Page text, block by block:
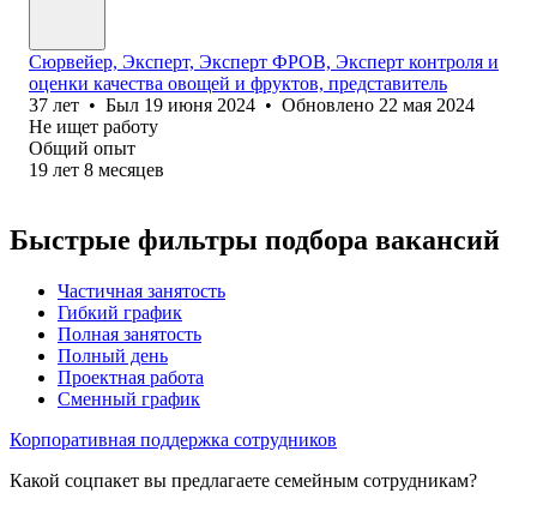
Сюрвейер, Эксперт, Эксперт ФРОВ, Эксперт контроля и
оценки качества овощей и фруктов, представитель
37 лет • Был 19 июня 2024 • Обновлено 22 мая 2024
Не ищет работу
Общий опыт
19 лет 8 месяцев
Быстрые фильтры подбора вакансий
Частичная занятость
Гибкий график
Полная занятость
Полный день
Проектная работа
Сменный график
Корпоративная поддержка сотрудников
Какой соцпакет вы предлагаете семейным сотрудникам?